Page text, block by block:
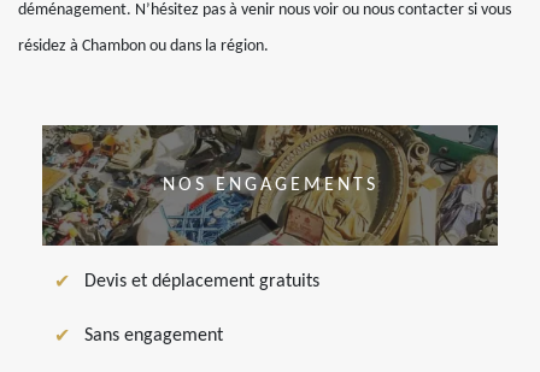
déménagement. N’hésitez pas à venir nous voir ou nous contacter si vous
résidez à Chambon ou dans la région.
NOS ENGAGEMENTS
Devis et déplacement gratuits
Sans engagement